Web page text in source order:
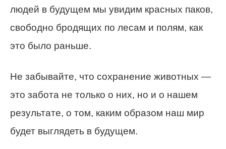
людей в будущем мы увидим красных паков,
свободно бродящих по лесам и полям, как
это было раньше.
Не забывайте, что сохранение животных —
это забота не только о них, но и о нашем
результате, о том, каким образом наш мир
будет выглядеть в будущем.